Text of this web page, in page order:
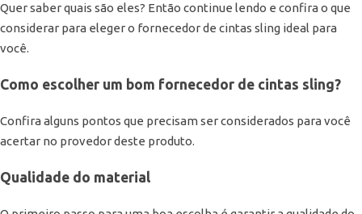
Quer saber quais são eles? Então continue lendo e confira o que
considerar para eleger o fornecedor de cintas sling ideal para
você.
Como escolher um bom fornecedor de cintas sling?
Confira alguns pontos que precisam ser considerados para você
acertar no provedor deste produto.
Qualidade do material